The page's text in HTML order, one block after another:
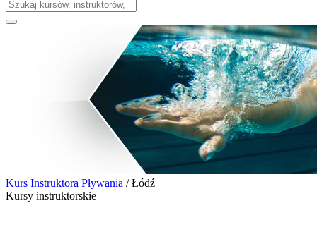
Kurs Instruktora Pływania / Łódź
Kursy instruktorskie